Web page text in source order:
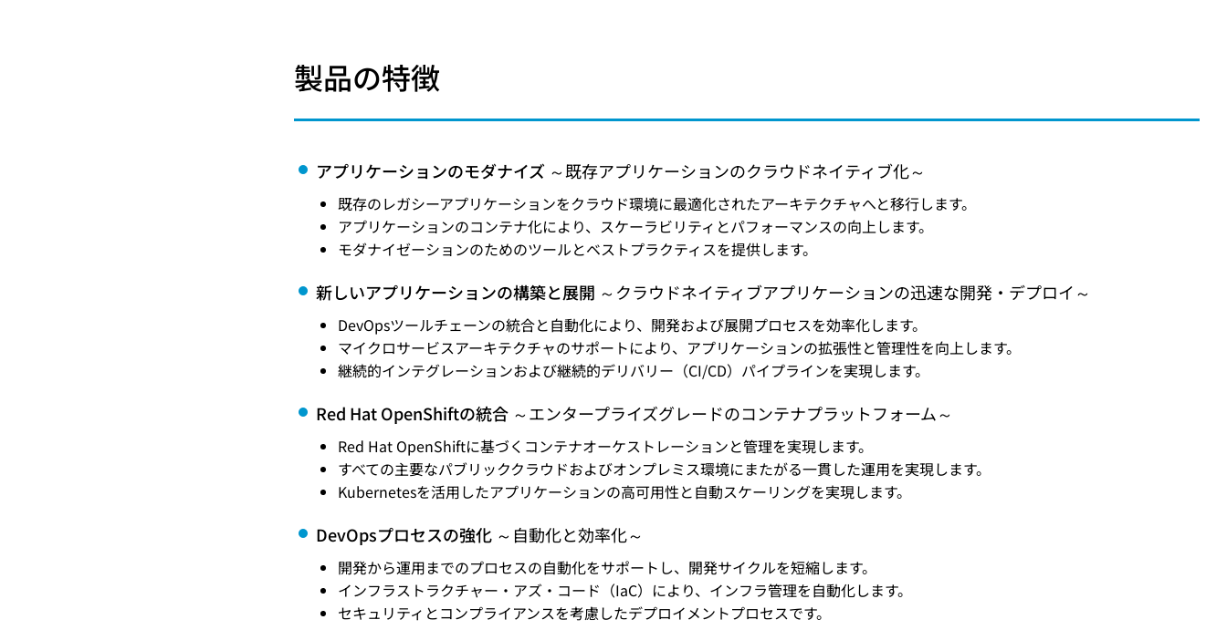
製品の特徴
アプリケーションのモダナイズ ～既存アプリケーションのクラウドネイティブ化～
既存のレガシーアプリケーションをクラウド環境に最適化されたアーキテクチャへと移行します。
アプリケーションのコンテナ化により、スケーラビリティとパフォーマンスの向上します。
モダナイゼーションのためのツールとベストプラクティスを提供します。
新しいアプリケーションの構築と展開 ～クラウドネイティブアプリケーションの迅速な開発・デプロイ～
DevOpsツールチェーンの統合と自動化により、開発および展開プロセスを効率化します。
マイクロサービスアーキテクチャのサポートにより、アプリケーションの拡張性と管理性を向上します。
継続的インテグレーションおよび継続的デリバリー（CI/CD）パイプラインを実現します。
Red Hat OpenShiftの統合 ～エンタープライズグレードのコンテナプラットフォーム～
Red Hat OpenShiftに基づくコンテナオーケストレーションと管理を実現します。
すべての主要なパブリッククラウドおよびオンプレミス環境にまたがる一貫した運用を実現します。
Kubernetesを活用したアプリケーションの高可用性と自動スケーリングを実現します。
DevOpsプロセスの強化 ～自動化と効率化～
開発から運用までのプロセスの自動化をサポートし、開発サイクルを短縮します。
インフラストラクチャー・アズ・コード（IaC）により、インフラ管理を自動化します。
セキュリティとコンプライアンスを考慮したデプロイメントプロセスです。